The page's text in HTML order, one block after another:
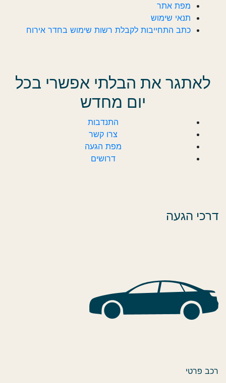
מפת אתר
תנאי שימוש
כתב התחייבות לקבלת רשות שימוש בחדר אירוח
לאתגר את הבלתי אפשרי בכל
יום מחדש
התנדבות
צרו קשר
מפת הגעה
דרושים
דרכי הגעה
רכב פרטי